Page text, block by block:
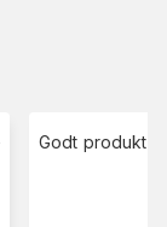
Godt produkt